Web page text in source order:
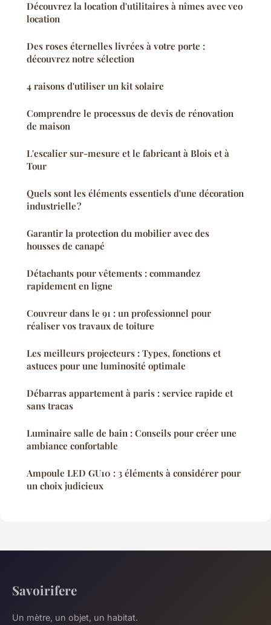
Découvrez la location d'utilitaires à nîmes avec veo
location
Des roses éternelles livrées à votre porte :
découvrez notre sélection
4 raisons d'utiliser un kit solaire
Comprendre le processus de devis de rénovation
de maison
L'escalier sur-mesure et le fabricant à Blois et à
Tour
Quels sont les éléments essentiels d'une décoration
industrielle ?
Garantir la protection du mobilier avec des
housses de canapé
Détachants pour vêtements : commandez
rapidement en ligne
Couvreur dans le 91 : un professionnel pour
réaliser vos travaux de toiture
Les meilleurs projecteurs : Types, fonctions et
astuces pour une luminosité optimale
Débarras appartement à paris : service rapide et
sans tracas
Luminaire salle de bain : Conseils pour créer une
ambiance confortable
Ampoule LED GU10 : 3 éléments à considérer pour
un choix judicieux
Savoirifere
Un mètre, un objet, un habitat.